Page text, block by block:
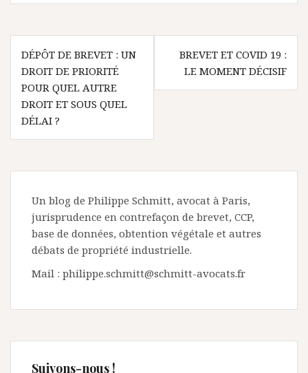
Navigation
de
l’article
DÉPÔT DE BREVET : UN
DROIT DE PRIORITÉ
POUR QUEL AUTRE
DROIT ET SOUS QUEL
DÉLAI ?
BREVET ET COVID 19 :
LE MOMENT DÉCISIF
Un blog de Philippe Schmitt, avocat à Paris,
jurisprudence en contrefaçon de brevet, CCP,
base de données, obtention végétale et autres
débats de propriété industrielle.
Mail : philippe.schmitt@schmitt-avocats.fr
Suivons-nous !